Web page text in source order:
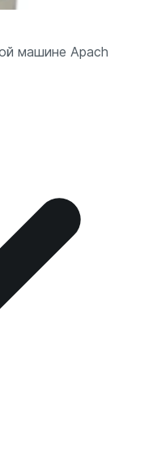
машине Apach